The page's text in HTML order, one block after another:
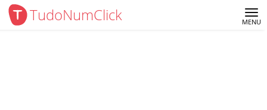
TudoNumClick MENU